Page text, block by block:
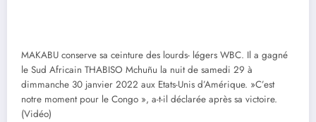
MAKABU conserve sa ceinture des lourds- légers WBC. Il a gagné
le Sud Africain THABISO Mchuñu la nuit de samedi 29 à
dimmanche 30 janvier 2022 aux Etats-Unis d’Amérique. »C’est
notre moment pour le Congo », a-t-il déclarée après sa victoire.
(Vidéo)